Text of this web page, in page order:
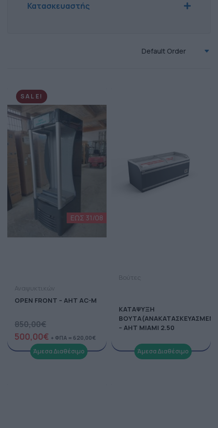
Default Order
SALE!
Αναψυκτικών
OPEN FRONT – AHT AC-M
850,00€
500,00€ + ΦΠΑ = 620,00€
Βούτες
ΚΑΤΑΨΥΞΗ
– ΑΗΤ ΜΙΑΜΙ 2.50
Κατασκευαστής